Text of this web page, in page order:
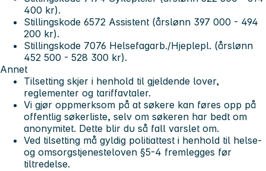
400 kr).
Stillingskode 6572 Assistent (årslønn 397 000 - 494
200 kr).
Stillingskode 7076 Helsefagarb./Hjeplepl. (årslønn
452 500 - 528 300 kr).
Annet
Tilsetting skjer i henhold til gjeldende lover,
reglementer og tariffavtaler.
Vi gjør oppmerksom på at søkere kan føres opp på
offentlig søkerliste, selv om søkeren har bedt om
anonymitet. Dette blir du så fall varslet om.
Ved tilsetting må gyldig politiattest i henhold til helse-
og omsorgstjenesteloven §5-4 fremlegges før
tiltredelse.